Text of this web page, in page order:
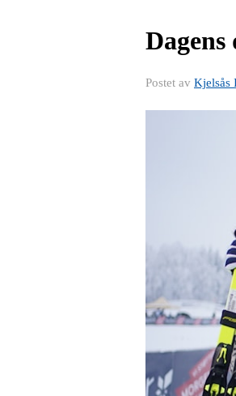
Postet av Kjelsås